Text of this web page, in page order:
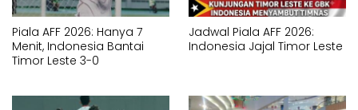
Piala AFF 2026: Hanya 7
Menit, Indonesia Bantai
Timor Leste 3-0
Jadwal Piala AFF 2026:
Indonesia Jajal Timor Leste